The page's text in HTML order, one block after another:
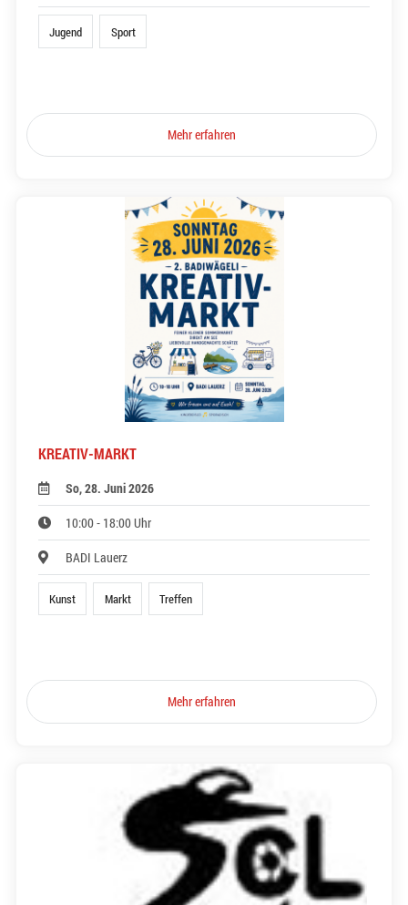
Jugend Sport
Mehr erfahren
KREATIV-MARKT
So, 28. Juni 2026
10:00 - 18:00 Uhr
BADI Lauerz
Kunst Markt Treffen
Mehr erfahren